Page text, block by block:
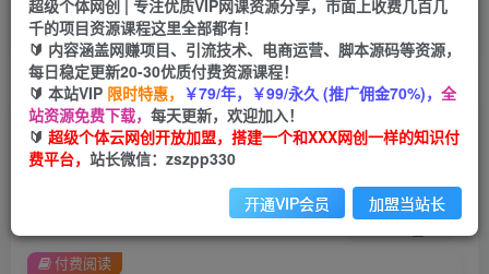
挂机
项目
脚本卡密
APP下载
GO
首页 创业课程 会员免费 正文
微信异常好友僵尸粉批量检测工具（教程+脚本）
关注 私信
付费阅读
超级个体网创 | 专注优质VIP网课资源分享，市面上收费几百几
千的项目资源课程这里全部都有！
🔰 内容涵盖网赚项目、引流技术、电商运营、脚本源码等资源，
每日稳定更新20-30优质付费资源课程！
🔰 本站VIP 限时特惠， ￥79/年，￥99/永久 (推广佣金70%)， 全
站资源免费下载， 每天更新，欢迎加入！
🔰 超级个体云网创开放加盟，搭建一个和XXX网创一样的知识付
费平台， 站长微信：zszpp330
开通VIP会员 加盟当站长